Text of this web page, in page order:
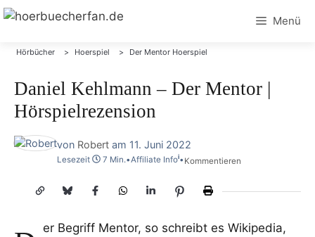
Zum
Menü
Hörbücher Hoerspiel Der Mentor Hoerspiel
Daniel Kehlmann – Der Mentor |
Hörspielrezension
von Robert am 11. Juni 2022
Lesezeit 7 Min.•Affiliate Infoi• Kommentieren
er Begriff Mentor, so schreibt es Wikipedia,